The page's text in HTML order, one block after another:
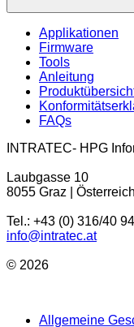
Applikationen
Firmware
Tools
Anleitung
FAQs
INTRATEC- HPG
Laubgasse 10
8055 Graz | Österreich
Tel.: +43 (0) 316/40
info@intratec.at
© 2026
Allgemeine